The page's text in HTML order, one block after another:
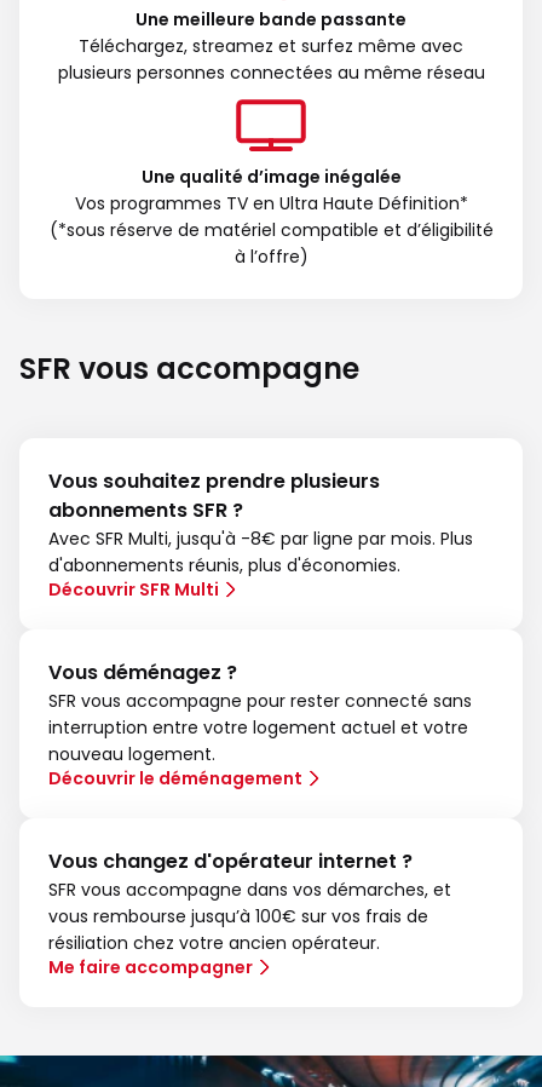
Une meilleure bande passante
Téléchargez, streamez et surfez même avec
plusieurs personnes connectées au même réseau
Une qualité d’image inégalée
Vos programmes TV en Ultra Haute Définition*
(*sous réserve de matériel compatible et d’éligibilité
à l’offre)
SFR vous accompagne
Vous souhaitez prendre plusieurs
abonnements SFR ?
Avec SFR Multi, jusqu'à -8€ par ligne par mois. Plus
d'abonnements réunis, plus d'économies.
Découvrir SFR Multi
Vous déménagez ?
SFR vous accompagne pour rester connecté sans
interruption entre votre logement actuel et votre
nouveau logement.
Découvrir le déménagement
Vous changez d'opérateur internet ?
SFR vous accompagne dans vos démarches, et
vous rembourse jusqu’à 100€ sur vos frais de
résiliation chez votre ancien opérateur.
Me faire accompagner